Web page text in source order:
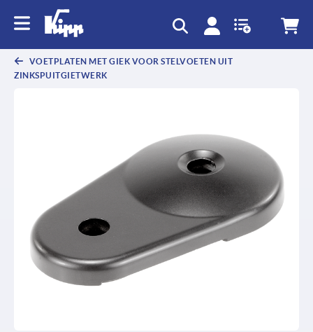
VOETPLATEN MET GIEK VOOR STELVOETEN UIT
ZINKSPUITGIETWERK